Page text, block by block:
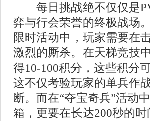
每日挑战绝不仅仅是
弈与行会荣誉的终极战场
限时活动中，玩家需要在
激烈的厮杀。在天梯竞技
得10-100积分，这些积分
这不仅考验玩家的单兵作
断。而在“夺宝奇兵”活动
箱，更要在长达200秒的